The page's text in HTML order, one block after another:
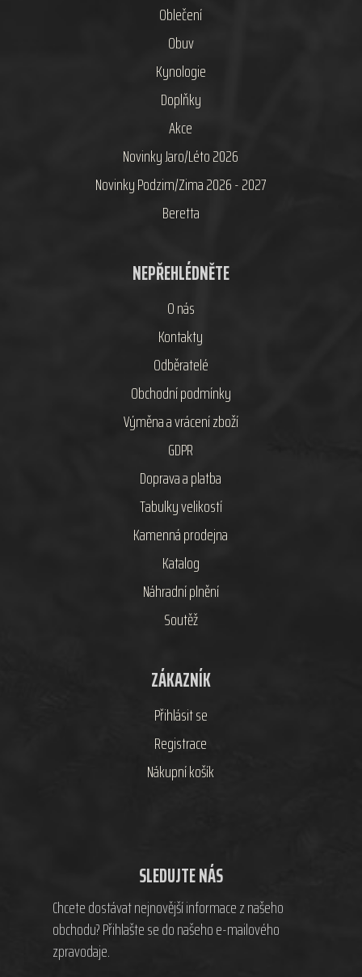
Oblečení
Obuv
Kynologie
Doplňky
Akce
Novinky Jaro/Léto 2026
Novinky Podzim/Zima 2026 - 2027
Beretta
NEPŘEHLÉDNĚTE
O nás
Kontakty
Odběratelé
Obchodní podmínky
Výměna a vrácení zboží
GDPR
Doprava a platba
Tabulky velikostí
Kamenná prodejna
Katalog
Náhradní plnění
Soutěž
ZÁKAZNÍK
Přihlásit se
Registrace
Nákupní košík
SLEDUJTE NÁS
Chcete dostávat nejnovější informace z našeho
obchodu? Přihlašte se do našeho e-mailového
zpravodaje.